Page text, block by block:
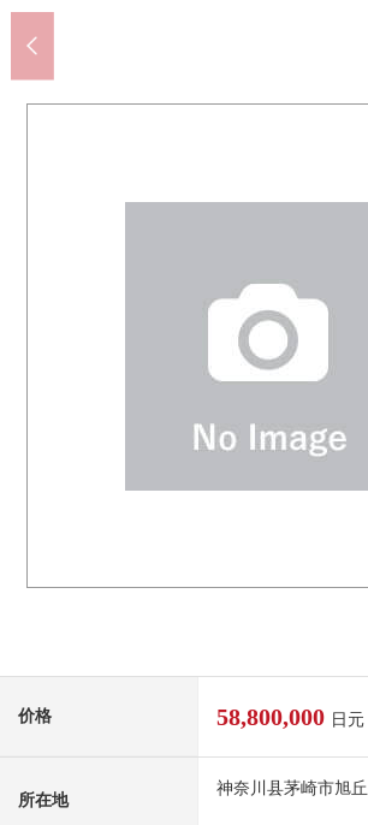
价格 58,800,000 日元
所在地
神奈川县茅崎市旭丘